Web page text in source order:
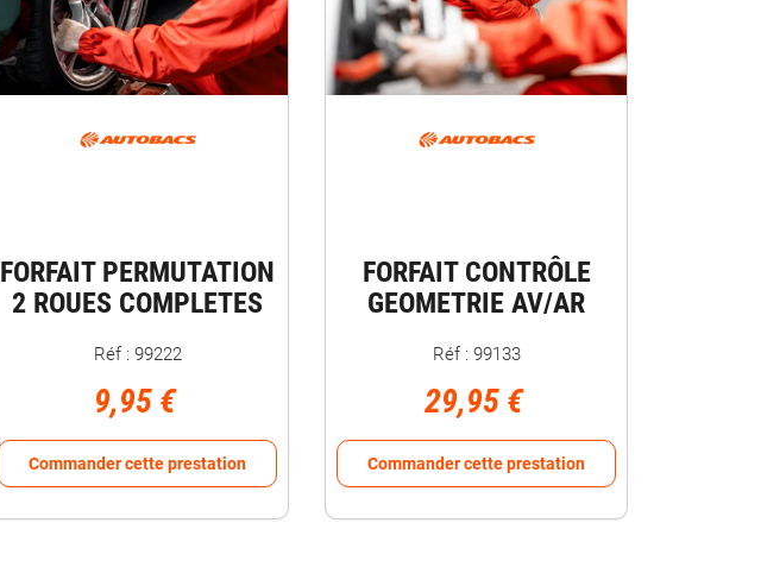
FORFAIT PERMUTATION
2 ROUES COMPLETES
Réf : 99222
9,95 €
Commander cette prestation
FORFAIT CONTRÔLE
GEOMETRIE AV/AR
Réf : 99133
29,95 €
Commander cette prestation